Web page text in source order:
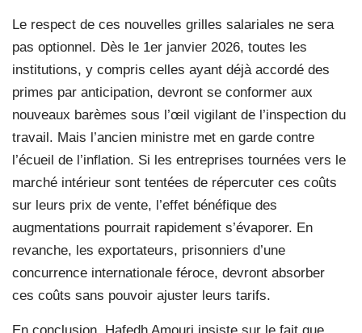
Le respect de ces nouvelles grilles salariales ne sera
pas optionnel. Dès le 1er janvier 2026, toutes les
institutions, y compris celles ayant déjà accordé des
primes par anticipation, devront se conformer aux
nouveaux barèmes sous l’œil vigilant de l’inspection du
travail. Mais l’ancien ministre met en garde contre
l’écueil de l’inflation. Si les entreprises tournées vers le
marché intérieur sont tentées de répercuter ces coûts
sur leurs prix de vente, l’effet bénéfique des
augmentations pourrait rapidement s’évaporer. En
revanche, les exportateurs, prisonniers d’une
concurrence internationale féroce, devront absorber
ces coûts sans pouvoir ajuster leurs tarifs.
En conclusion, Hafedh Amouri insiste sur le fait que